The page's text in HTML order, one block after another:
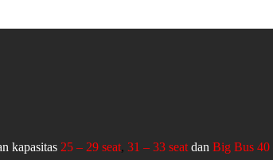
kapasitas 25 – 29 seat, 31 – 33 seat dan Big Bus 40